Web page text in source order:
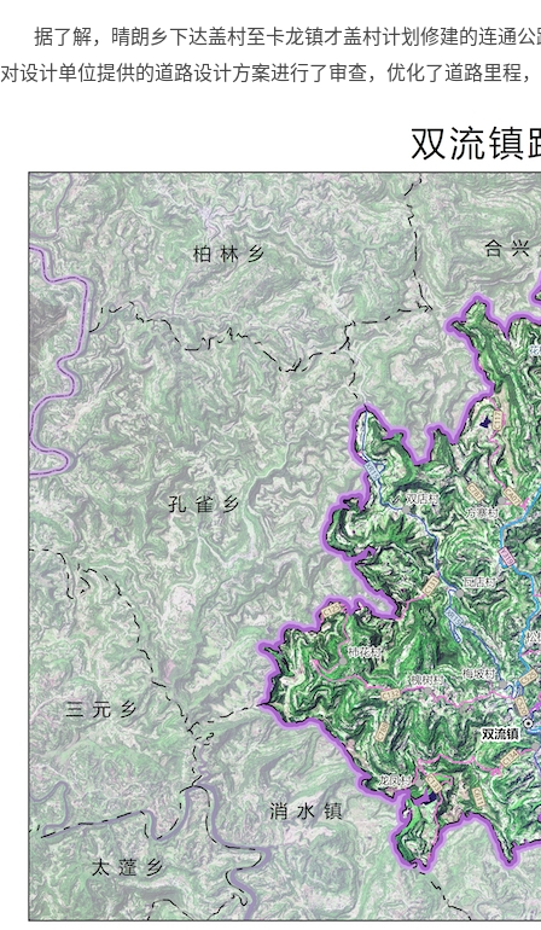
据了解，晴朗乡下达盖村至卡龙镇才盖村计划修建的连通
对设计单位提供的道路设计方案进行了审查，优化了道路里程